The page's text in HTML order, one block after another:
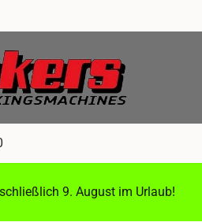
9. August im Urlaub!